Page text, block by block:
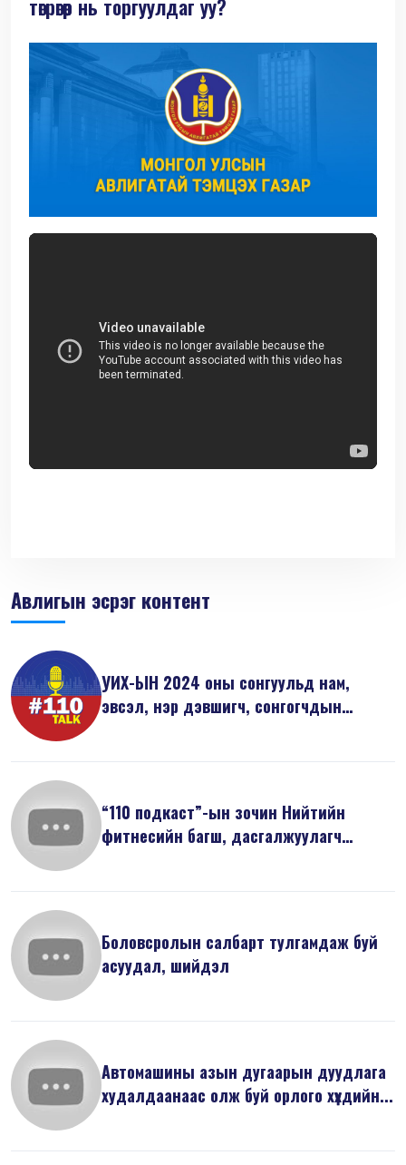
төгрөгөөр нь торгуулдаг уу?
Авлигын эсрэг контент
УИХ-ЫН 2024 оны сонгуульд нам,
эвсэл, нэр дэвшигч, сонгогчдын
“110 подкаст”-ын зочин Нийтийн
фитнесийн багш, дасгалжуулагч
Боловсролын салбарт тулгамдаж буй
асуудал, шийдэл
Автомашины азын дугаарын дуудлага
худалдаанаас олж буй орлого хүүхдийн...